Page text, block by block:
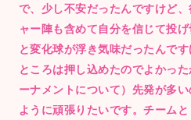
で、少し不安だったんですけど
ャー陣も含めて自分を信じて投
と変化球が浮き気味だったんで
ところは押し込めたのでよかっ
ーナメントについて）先発が多
ように頑張りたいです。チーム